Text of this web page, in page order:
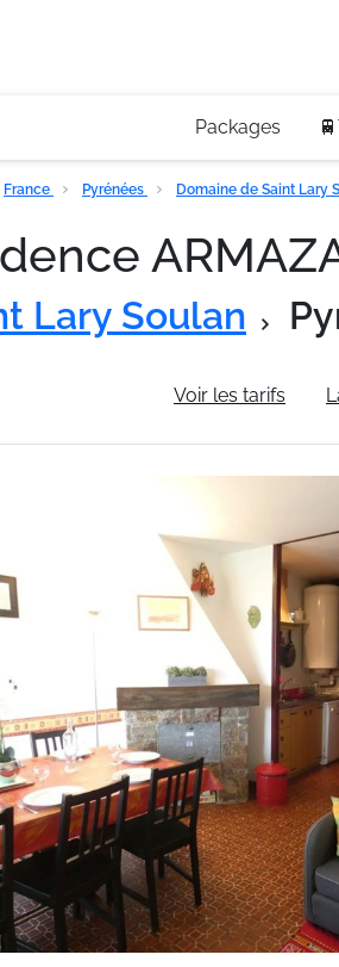
Packages
France Pyrénées Domaine de Saint Lary
Lary Soulan
Voir les tarifs